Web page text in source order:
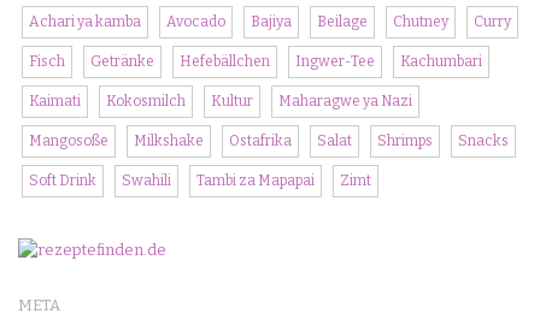
Achari ya kamba Avocado Bajiya Beilage Chutney Curry
Fisch Getränke Hefebällchen Ingwer-Tee Kachumbari
Kaimati Kokosmilch Kultur Maharagwe ya Nazi
Mangosoße Milkshake Ostafrika Salat Shrimps Snacks
Soft Drink Swahili Tambi za Mapapai Zimt
META